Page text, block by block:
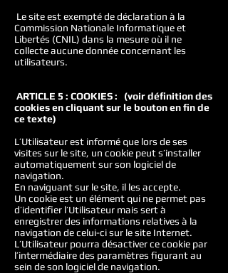
Le site est exempté de déclaration à la
Commission Nationale Informatique et
Libertés (CNIL) dans la mesure où il ne
collecte aucune donnée concernant les
utilisateurs.
ARTICLE 5 : COOKIES : (voir définition des
cookies en cliquant sur le bouton en fin de
ce texte)
L’Utilisateur est informé que lors de ses
visites sur le site, un cookie peut s’installer
automatiquement sur son logiciel de
navigation.
En naviguant sur le site, il les accepte.
Un cookie est un élément qui ne permet pas
d’identifier l’Utilisateur mais sert à
enregistrer des informations relatives à la
navigation de celui-ci sur le site Internet.
L’Utilisateur pourra désactiver ce cookie par
l’intermédiaire des paramètres figurant au
sein de son logiciel de navigation.